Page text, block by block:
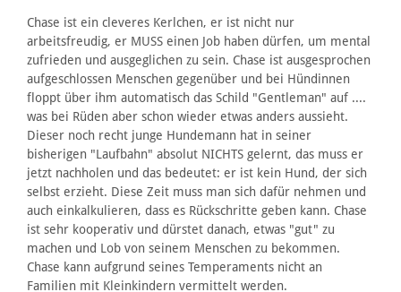
Chase ist ein cleveres Kerlchen, er ist nicht nur
arbeitsfreudig, er MUSS einen Job haben dürfen, um mental
zufrieden und ausgeglichen zu sein. Chase ist ausgesprochen
aufgeschlossen Menschen gegenüber und bei Hündinnen
floppt über ihm automatisch das Schild "Gentleman" auf ....
was bei Rüden aber schon wieder etwas anders aussieht.
Dieser noch recht junge Hundemann hat in seiner
bisherigen "Laufbahn" absolut NICHTS gelernt, das muss er
jetzt nachholen und das bedeutet: er ist kein Hund, der sich
selbst erzieht. Diese Zeit muss man sich dafür nehmen und
auch einkalkulieren, dass es Rückschritte geben kann. Chase
ist sehr kooperativ und dürstet danach, etwas "gut" zu
machen und Lob von seinem Menschen zu bekommen.
Chase kann aufgrund seines Temperaments nicht an
Familien mit Kleinkindern vermittelt werden.